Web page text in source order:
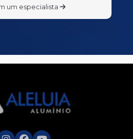
um especialista